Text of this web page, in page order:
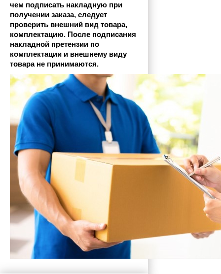
чем подписать накладную при
получении заказа, следует
проверить внешний вид товара,
комплектацию. После подписания
накладной претензии по
комплектации и внешнему виду
товара не принимаются.